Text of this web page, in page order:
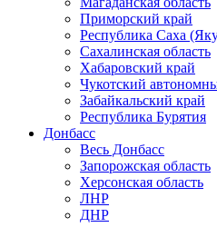
Приморский край
Республика Саха
Сахалинская область
Хабаровский край
Чукотский
Забайкальский край
Республика Бурятия
Донбасс
Весь Донбасс
Запорожская область
Херсонская область
ЛНР
ДНР